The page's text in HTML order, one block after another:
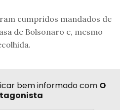
cumpridos mandados de
de Bolsonaro e, mesmo
bem informado com O